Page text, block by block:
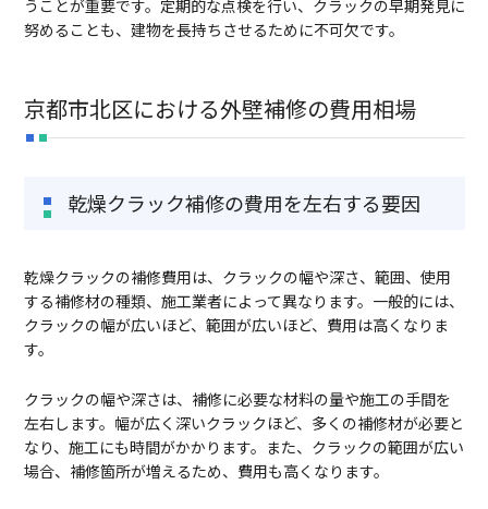
うことが重要です。定期的な点検を行い、クラックの早期発見に
努めることも、建物を長持ちさせるために不可欠です。
京都市北区における外壁補修の費用相場
乾燥クラック補修の費用を左右する要因
乾燥クラックの補修費用は、クラックの幅や深さ、範囲、使用
する補修材の種類、施工業者によって異なります。一般的には、
クラックの幅が広いほど、範囲が広いほど、費用は高くなりま
す。
クラックの幅や深さは、補修に必要な材料の量や施工の手間を
左右します。幅が広く深いクラックほど、多くの補修材が必要と
なり、施工にも時間がかかります。また、クラックの範囲が広い
場合、補修箇所が増えるため、費用も高くなります。